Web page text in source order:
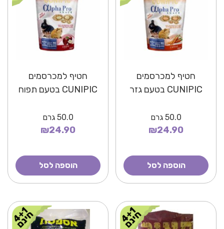
חטיף למכרסמים
CUNIPIC בטעם גזר
50.0 גרם
₪24.90
הוספה לסל
חטיף למכרסמים
CUNIPIC בטעם תפוח
50.0 גרם
₪24.90
הוספה לסל